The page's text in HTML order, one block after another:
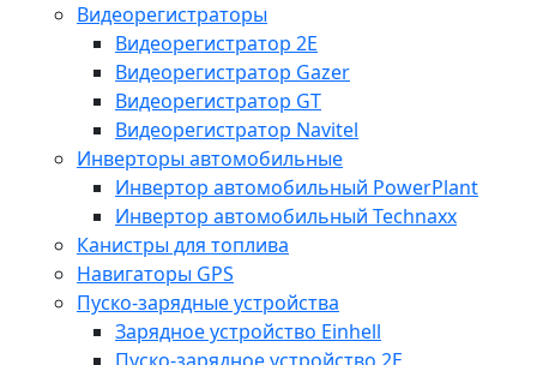
Видеорегистраторы
Видеорегистратор 2E
Видеорегистратор Gazer
Видеорегистратор GT
Видеорегистратор Navitel
Инверторы автомобильные
Инвертор автомобильный PowerPlant
Инвертор автомобильный Technaxx
Канистры для топлива
Навигаторы GPS
Пуско-зарядные устройства
Зарядное устройство Einhell